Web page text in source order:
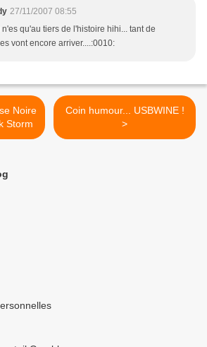
27/11/2007 08:55
n'es qu'au tiers de l'histoire hihi... tant de
vont encore arriver....:0010:
Storm
Coin humour... USBWINE !
>